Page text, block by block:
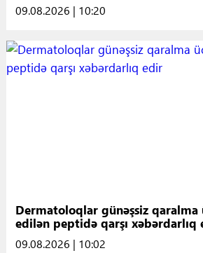
09.08.2026 | 10:20
Dermatoloqlar günəşsiz
edilən peptidə qarşı xəbərdarlıq
09.08.2026 | 10:02